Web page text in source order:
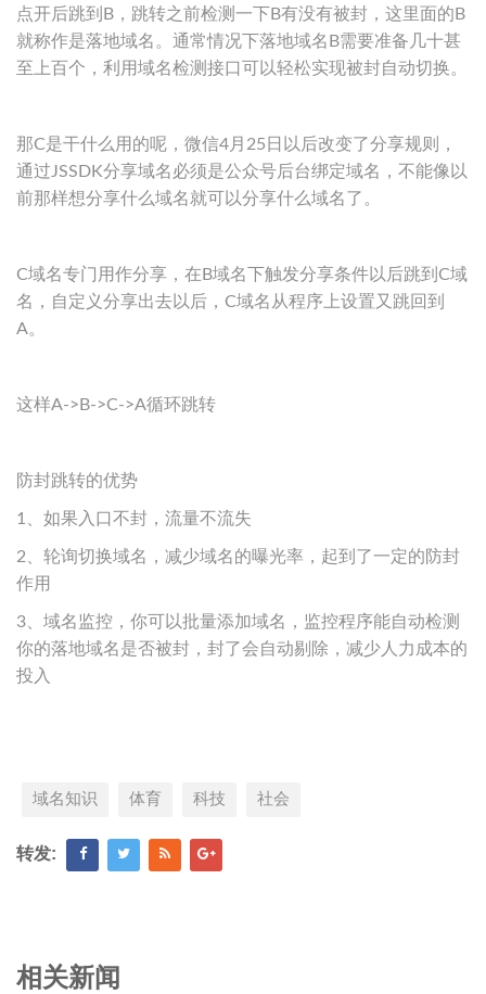
点开后跳到B，跳转之前检测一下B有没有被封，这里面的B
就称作是落地域名。通常情况下落地域名B需要准备几十甚
至上百个，利用域名检测接口可以轻松实现被封自动切换。
那C是干什么用的呢，微信4月25日以后改变了分享规则，
通过JSSDK分享域名必须是公众号后台绑定域名，不能像以
前那样想分享什么域名就可以分享什么域名了。
C域名专门用作分享，在B域名下触发分享条件以后跳到C域
名，自定义分享出去以后，C域名从程序上设置又跳回到
A。
这样A->B->C->A循环跳转
防封跳转的优势
1、如果入口不封，流量不流失
2、轮询切换域名，减少域名的曝光率，起到了一定的防封
作用
3、域名监控，你可以批量添加域名，监控程序能自动检测
你的落地域名是否被封，封了会自动剔除，减少人力成本的
投入
域名知识 体育 科技 社会
转发:
相关新闻